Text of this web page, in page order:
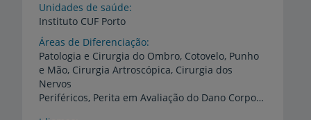
Unidades de saúde
Instituto CUF Porto
Áreas de Diferenciação
Patologia e Cirurgia do Ombro, Cotovelo, Punho
e Mão, Cirurgia Artroscópica, Cirurgia dos
Nervos
Periféricos, Perita em Avaliação do Dano Corporal